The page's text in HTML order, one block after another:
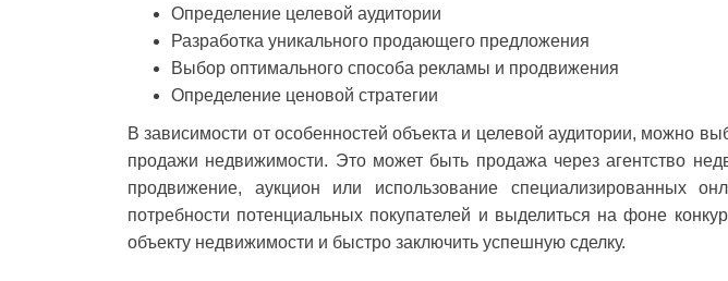
Определение целевой аудитории
Разработка уникального продающего предложения
Выбор оптимального способа рекламы и продвижения
Определение ценовой стратегии
В зависимости от особенностей объекта и целевой аудитории, можно
продажи недвижимости. Это может быть продажа через агентство
продвижение, аукцион или использование специализированных
потребности потенциальных покупателей и выделиться на фоне
объекту недвижимости и быстро заключить успешную сделку.